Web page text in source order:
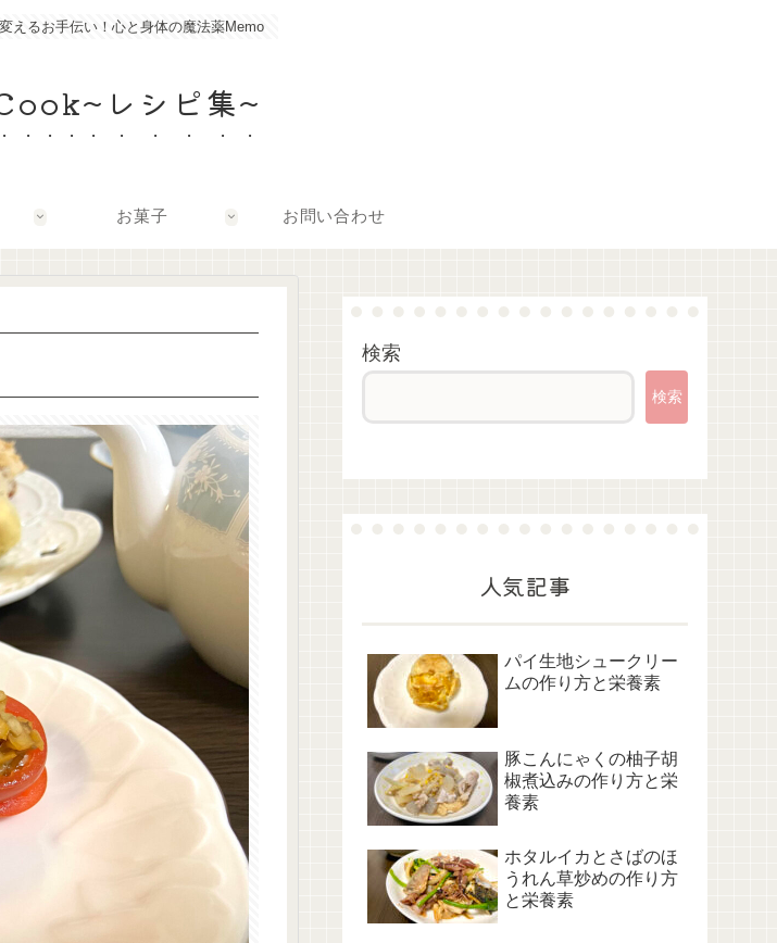
えるお手伝い！心と身体の魔法薬Memo
レシピ集~
お菓子 お問い合わせ
検索
検索
人気記事
パイ生地シュークリー
ムの作り方と栄養素
豚こんにゃくの柚子胡
椒煮込みの作り方と栄
養素
ホタルイカとさばのほ
うれん草炒めの作り方
と栄養素